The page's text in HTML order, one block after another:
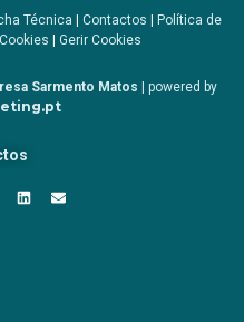
Técnica | Contactos | Política de
| Gerir Cookies
Sarmento Matos | powered by